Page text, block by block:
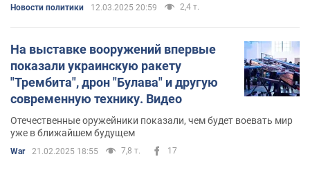
Новости политики 12.03.2025 20:59 2,4 т.
На выставке вооружений впервые
показали украинскую ракету
"Трембита", дрон "Булава" и другую
современную технику. Видео
Отечественные оружейники показали, чем будет воевать мир
уже в ближайшем будущем
War 21.02.2025 18:55 7,8 т. 17